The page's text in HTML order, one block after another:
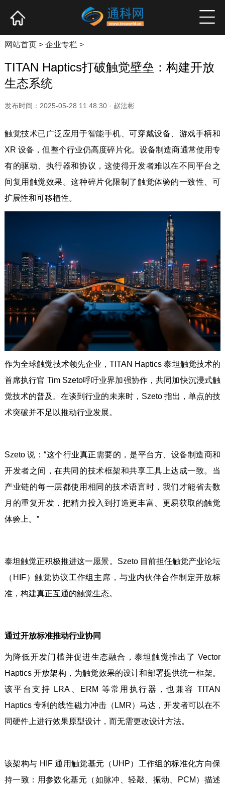
产业资讯 企业新品 高端访谈
网站首页> 企业专栏 >
TITAN Haptics打破触觉壁垒：构建开放
生态系统
发布时间：2025-05-28 11:48:30 · 赵法彬
触觉技术已广泛应用于智能手机、可穿戴设备、游戏手柄和
XR 设备，但整个行业仍高度碎片化。设备制造商通常使用专
有的驱动、执行器和协议，这使得开发者难以在不同平台之
间复用触觉效果。这种碎片化限制了触觉体验的一致性、可
扩展性和可移植性。
作为全球触觉技术领先企业，TITAN Haptics 泰坦触觉技术的
首席执行官 Tim Szeto呼吁业界加强协作，共同加快沉浸式触
觉技术的普及。在谈到行业的未来时，Szeto 指出，单点的技
术突破并不足以推动行业发展。
Szeto 说：“这个行业真正需要的，是平台方、设备制造商和
开发者之间，在共同的技术框架和共享工具上达成一致。当
产业链的每一层都使用相同的技术语言时，我们才能省去数
月的重复开发，把精力投入到打造更丰富、更易获取的触觉
体验上。”
泰坦触觉正积极推进这一愿景。Szeto 目前担任触觉产业论坛
（HIF）触觉协议工作组主席，与业内伙伴合作制定开放标
准，构建真正互通的触觉生态。
通过开放标准推动行业协同
为降低开发门槛并促进生态融合，泰坦触觉推出了 Vector
Haptics 开放架构，为触觉效果的设计和部署提供统一框架。
该平台支持 LRA、ERM 等常用执行器，也兼容 TITAN
Haptics 专利的线性磁力冲击（LMR）马达，开发者可以在不
同硬件上进行效果原型设计，而无需更改设计方法。
该架构与 HIF 通用触觉基元（UHP）工作组的标准化方向保
持一致：用参数化基元（如脉冲、轻敲、振动、PCM）描述